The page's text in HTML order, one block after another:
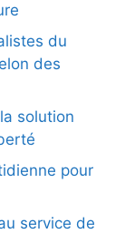
du
des
solution
pour
service de